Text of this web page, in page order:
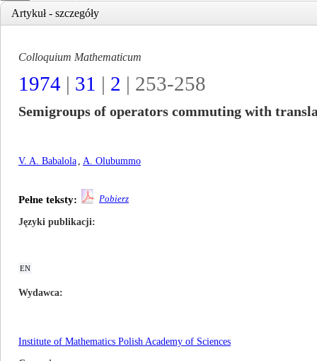
Artykuł - szczegóły
Colloquium Mathematicum
1974 | 31 | 2 | 253-258
Semigroups of operators commuting with
V. A. Babalola , A. Olubummo
Pełne teksty: Pobierz
Języki publikacji
EN
Wydawca
Institute of Mathematics Polish Academy of Sciences